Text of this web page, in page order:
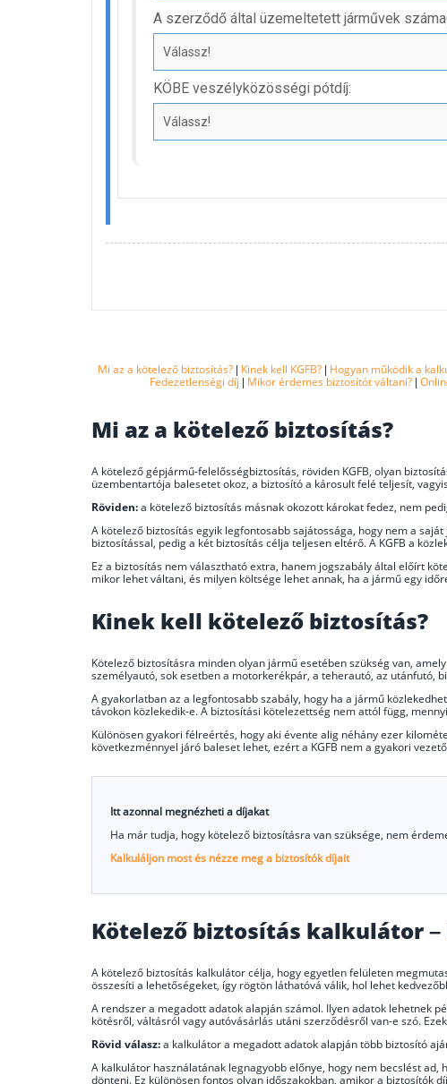
Mi az a kötelező biztosítás? | Kinek kell KGFB? | Hogyan működik a
Fedezetlenségi díj | Mikor érdemes biztosítót váltani?|
Mi az a kötelező biztosítás?
A kötelező gépjármű-felelősségbiztosítás, röviden KGFB, olyan
üzembentartója balesetet okoz, a biztosító a károsult felé teljesít,
Röviden:a kötelező biztosítás másnak okozott károkat fedez, nem
A kötelező biztosítás egyik legfontosabb sajátossága, hogy nem a
biztosítással, pedig a két biztosítás célja teljesen eltérő. A KGFB a
Ez a biztosítás nem választható extra, hanem jogszabály által előírt
mikor lehet váltani, és milyen költsége lehet annak, ha a jármű egy
Kinek kell kötelező biztosítás?
Kötelező biztosításra minden olyan jármű esetében szükség van,
személyautó, sok esetben a motorkerékpár, a teherautó, az utánfutó,
A gyakorlatban az a legfontosabb szabály, hogy ha a jármű
távokon közlekedik-e. A biztosítási kötelezettség nem attól függ,
Különösen gyakori félreértés, hogy aki évente alig néhány ezer
következménnyel járó baleset lehet, ezért a KGFB nem a gyakori
Itt azonnal megnézheti a díjakat
Ha már tudja, hogy kötelező biztosításra van szüksége, nem
Kalkuláljon most és nézze meg a biztosítók díjait
Kötelező biztosítás kalkulátor
A kötelező biztosítás kalkulátor célja, hogy egyetlen felületen
összesíti a lehetőségeket, így rögtön láthatóvá válik, hol lehet
A rendszer a megadott adatok alapján számol. Ilyen adatok lehetnek
kötésről, váltásról vagy autóvásárlás utáni szerződésről van-e szó.
Rövid válasz:a kalkulátor a megadott adatok alapján több biztosító
A kalkulátor használatának legnagyobb előnye, hogy nem becslést
dönteni. Ez különösen fontos olyan időszakokban, amikor a biztosítók